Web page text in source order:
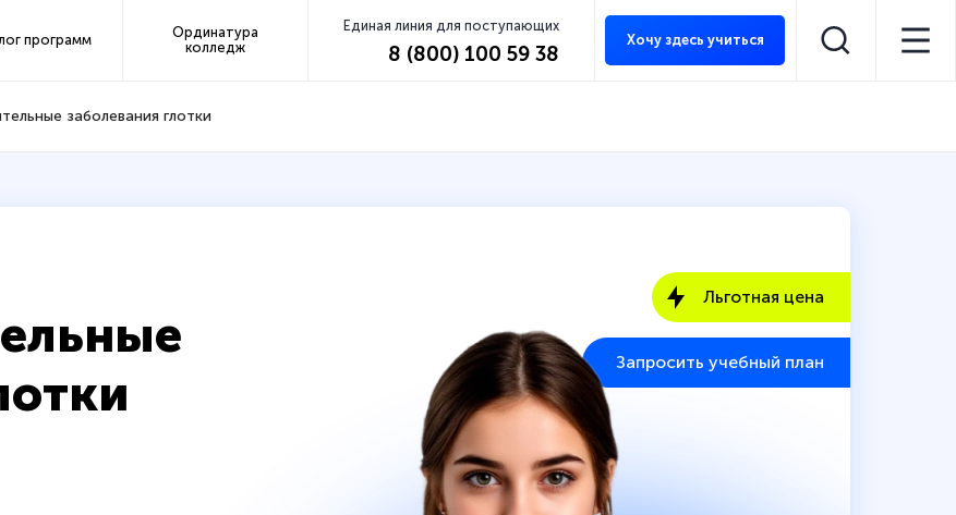
программ
Ординатура
колледж
Единая линия для поступающих
8 (800) 100 59 38
Хочу здесь учиться
заболевания глотки
Льготная цена
Запросить учебный план